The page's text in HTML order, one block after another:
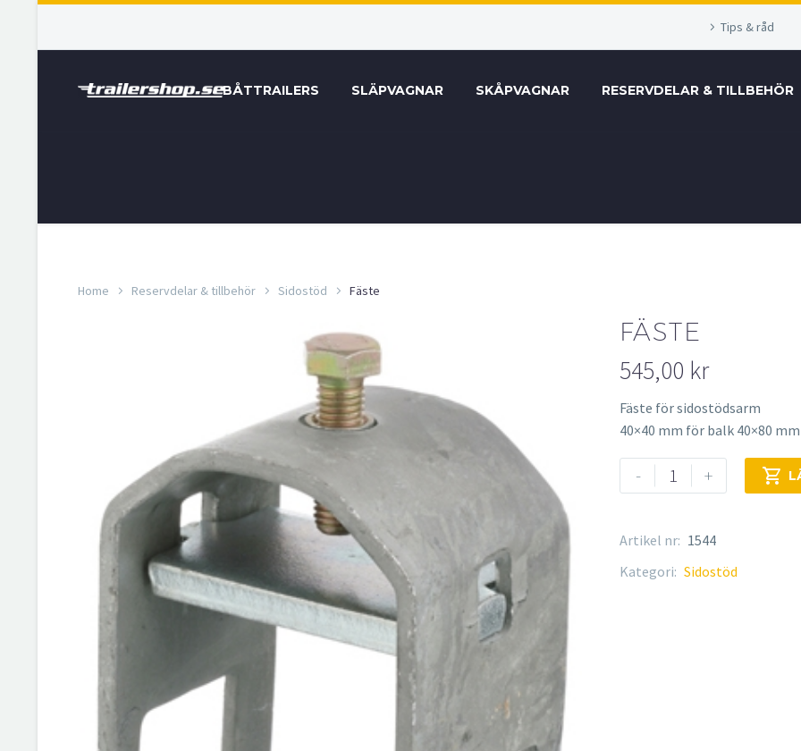
Tips & råd
BÅTTRAILERS SLÄPVAGNAR SKÅPVAGNAR RESERVDELAR & TILLBEHÖR
Home Reservdelar & tillbehör Sidostöd Fäste
FÄSTE
545,00 kr
Fäste för sidostödsarm
40×40 mm för balk 40×80 mm
-
mängd
+ 
Artikel nr: 1544
Kategori: Sidostöd